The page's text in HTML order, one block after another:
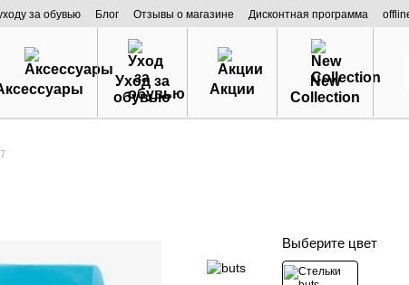
за обувью Блог Отзывы о магазине Дисконтная программа
Уход за
обувью
Акции
New
Collection
Выберите цвет